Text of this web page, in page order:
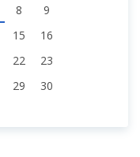
8
9
15
16
22
23
29
30